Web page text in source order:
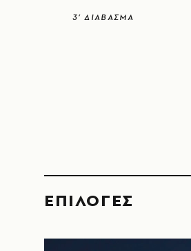
3’ ΔΙΑΒΑΣΜΑ
EΠΙΛΟΓΈΣ